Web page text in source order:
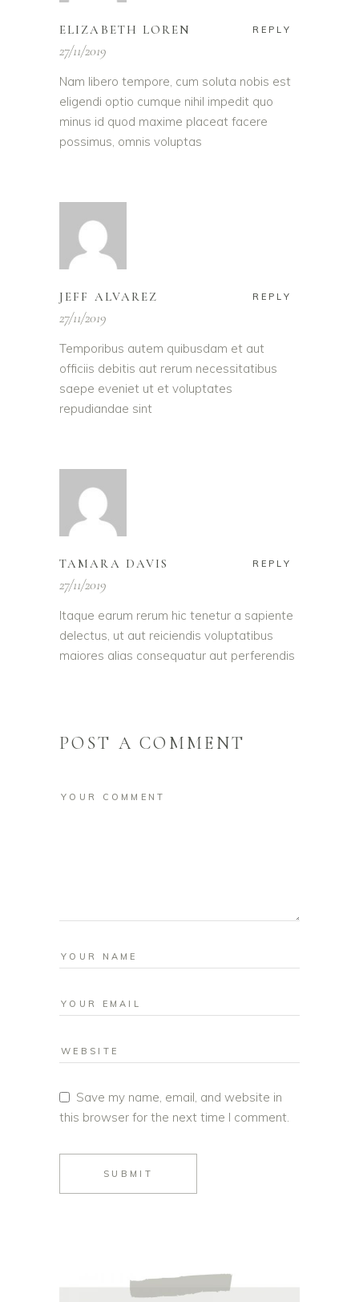
ELIZABETH LOREN REPLY
27/11/2019
Nam libero tempore, cum soluta nobis est
eligendi optio cumque nihil impedit quo
minus id quod maxime placeat facere
possimus, omnis voluptas
JEFF ALVAREZ REPLY
27/11/2019
Temporibus autem quibusdam et aut
officiis debitis aut rerum necessitatibus
saepe eveniet ut et voluptates
repudiandae sint
TAMARA DAVIS REPLY
27/11/2019
Itaque earum rerum hic tenetur a sapiente
delectus, ut aut reiciendis voluptatibus
maiores alias consequatur aut perferendis
POST A COMMENT
Save my name, email, and website in
this browser for the next time I comment.
SUBMIT